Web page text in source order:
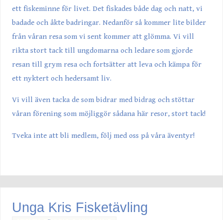
ett fiskeminne för livet. Det fiskades både dag och natt, vi
badade och åkte badringar. Nedanför så kommer lite bilder
från våran resa som vi sent kommer att glömma. Vi vill
rikta stort tack till ungdomarna och ledare som gjorde
resan till grym resa och fortsätter att leva och kämpa för
ett nyktert och hedersamt liv.
Vi vill även tacka de som bidrar med bidrag och stöttar
våran förening som möjliggör sådana här resor, stort tack!
Tveka inte att bli medlem, följ med oss på våra äventyr!
Unga Kris Fisketävling